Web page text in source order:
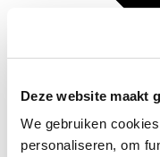
Deze website maakt
We gebruiken
personaliseren, om